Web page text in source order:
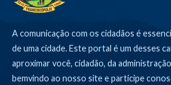
A comunicação com os cidadãos é
de uma cidade. Este portal é um desses
aproximar você, cidadão, da
bemvindo ao nosso site e participe